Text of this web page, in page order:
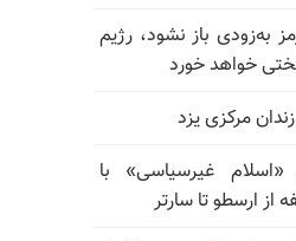
به‌زودی باز نشود، رژیم
خواهد خورد
مرکزی یزد
«اسلام غیرسیاسی» با
از ارسطو تا سارتر